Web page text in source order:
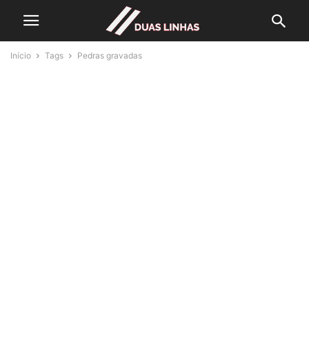
Início Tags Pedras gravadas